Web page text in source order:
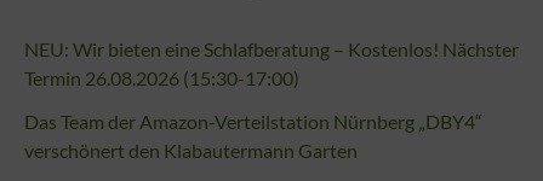
NEU: Wir bieten eine Schlafberatung – Kostenlos! Nächster
Termin 26.08.2026 (15:30-17:00)
Das Team der Amazon-Verteilstation Nürnberg „DBY4“
verschönert den Klabautermann Garten